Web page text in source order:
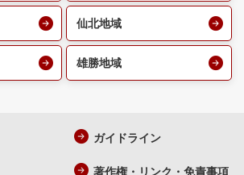
仙北地域
雄勝地域
ガイドライン
著作権・リンク・免責事項